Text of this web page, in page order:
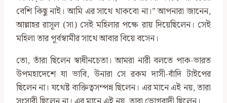
বেশি কিছু নাই। আমি এর সাথে থাকবো না।” আপনারা জানেন,
আল্লাহর রাসূল (সা) সেই মহিলার পক্ষে রায় দিয়েছিলেন। সেই
মহিলা তার পূর্বস্বামীর সাথে আবার বিয়ে বসেন।
তো, তাঁরা ছিলেন স্বাধীনচেতা। আমরা নারী বলতে পাক-ভারত
উপমহাদেশে যা ভাবি, উনারা সে রকম দাসী-বাঁদি টাইপের
ছিলেন না। যথেষ্ট ব্যক্তিত্বসম্পন্ন ছিলেন। এর মানে এই নয়, তারা